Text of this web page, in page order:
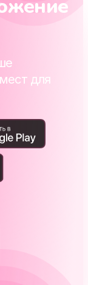
для